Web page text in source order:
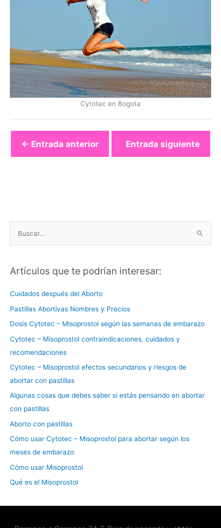
Cytotec en Bogota
← Entrada anterior
Entrada siguiente
c
o
r
:
Artículos que te podrían interesar:
Cuidados después del Aborto
Pastillas Abortivas Nombres y Precios
Dosis Cytotec – Misoprostol según las semanas de embarazo
Cytotec – Misoprostol contraindicaciones, cuidados y
recomendaciones
Cytotec – Misoprostol efectos secundarios y riesgos de
abortar con pastillas
Algunas cosas que debes saber si estás pensando en abortar
con pastillas
Aborto con pastillas
Cómo usar Cytotec – Misoprostol para abortar según los
meses de embarazo
Cómo usar Misoprostol
Qué es el Misoprostol